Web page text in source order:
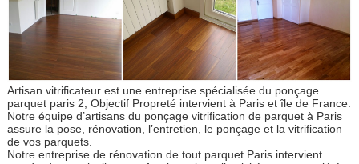
Artisan vitrificateur est une entreprise spécialisée du ponçage
parquet paris 2, Objectif Propreté intervient à Paris et île de France.
Notre équipe d’artisans du ponçage vitrification de parquet à Paris
assure la pose, rénovation, l’entretien, le ponçage et la vitrification
de vos parquets.
Notre entreprise de rénovation de tout parquet Paris intervient